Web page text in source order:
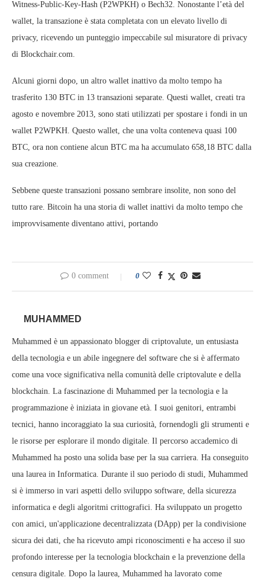
Witness-Public-Key-Hash (P2WPKH) o Bech32. Nonostante l’età del
wallet, la transazione è stata completata con un elevato livello di
privacy, ricevendo un punteggio impeccabile sul misuratore di privacy
di Blockchair.com.
Alcuni giorni dopo, un altro wallet inattivo da molto tempo ha
trasferito 130 BTC in 13 transazioni separate. Questi wallet, creati tra
agosto e novembre 2013, sono stati utilizzati per spostare i fondi in un
wallet P2WPKH. Questo wallet, che una volta conteneva quasi 100
BTC, ora non contiene alcun BTC ma ha accumulato 658,18 BTC dalla
sua creazione.
Sebbene queste transazioni possano sembrare insolite, non sono del
tutto rare. Bitcoin ha una storia di wallet inattivi da molto tempo che
improvvisamente diventano attivi, portando
0 comment 0
MUHAMMED
Muhammed è un appassionato blogger di criptovalute, un entusiasta
della tecnologia e un abile ingegnere del software che si è affermato
come una voce significativa nella comunità delle criptovalute e della
blockchain. La fascinazione di Muhammed per la tecnologia e la
programmazione è iniziata in giovane età. I suoi genitori, entrambi
tecnici, hanno incoraggiato la sua curiosità, fornendogli gli strumenti e
le risorse per esplorare il mondo digitale. Il percorso accademico di
Muhammed ha posto una solida base per la sua carriera. Ha conseguito
una laurea in Informatica. Durante il suo periodo di studi, Muhammed
si è immerso in vari aspetti dello sviluppo software, della sicurezza
informatica e degli algoritmi crittografici. Ha sviluppato un progetto
con amici, un'applicazione decentralizzata (DApp) per la condivisione
sicura dei dati, che ha ricevuto ampi riconoscimenti e ha acceso il suo
profondo interesse per la tecnologia blockchain e la prevenzione della
censura digitale. Dopo la laurea, Muhammed ha lavorato come